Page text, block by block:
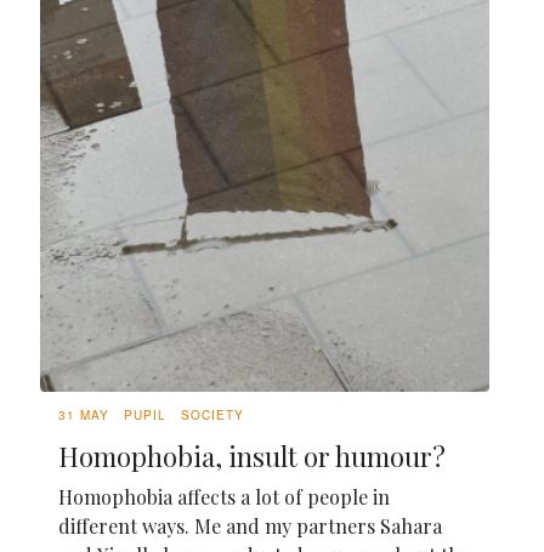
31 MAY PUPIL SOCIETY
Homophobia, insult or humour?
Homophobia affects a lot of people in
different ways. Me and my partners Sahara